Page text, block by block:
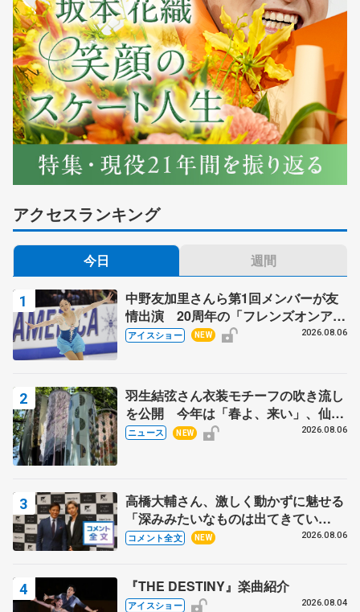
アクセスランキング
今日 週間
中野友加里さんら第1回メンバーが友
情出演 20周年の「フレンズオンアイ
ス」 宮本賢二さん、有川梨絵さん、
アイスショー NEW 2026.08.06
羽生結弦さん衣装モチーフの吹き流し
を公開 今年は「春よ、来い」、仙台
の瑞鳳殿
ニュース NEW 2026.08.06
高橋大輔さん、激しく動かずに魅せる
「深みみたいなものは出てきてい
る？」 〝兄さん〟と慕うレジェンド
コメント全文 NEW 2026.08.06
『THE DESTINY』楽曲紹介
アイスショー 2026.08.04